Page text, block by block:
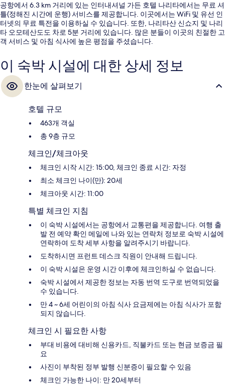
공항에서 6.3 km 거리에 있는 인터내셔널 가든 호텔 나리타에서는 무료 셔
틀(정해진 시간에 운행) 서비스를 제공합니다. 이곳에서는 WiFi 및 유선 인
터넷의 무료 특전을 이용하실 수 있습니다. 또한, 나리타산 신쇼지 및 나리
타 오모테산도도 차로 5분 거리에 있습니다. 많은 분들이 이곳의 친절한 고
객 서비스 및 아침 식사에 높은 평점을 주셨습니다.
이 숙박 시설에 대한 상세 정보
한눈에 살펴보기
호텔 규모
463개 객실
총 9층 규모
체크인/체크아웃
체크인 시작 시간: 15:00, 체크인 종료 시간: 자정
최소 체크인 나이(만): 20세
체크아웃 시간: 11:00
특별 체크인 지침
이 숙박 시설에서는 공항에서 교통편을 제공합니다. 여행 출
발 전 예약 확인 메일에 나와 있는 연락처 정보로 숙박 시설에
연락하여 도착 세부 사항을 알려주시기 바랍니다.
도착하시면 프런트 데스크 직원이 안내해 드립니다.
이 숙박 시설은 운영 시간 이후에 체크인하실 수 없습니다.
숙박 시설에서 제공한 정보는 자동 번역 도구로 번역되었을
수 있습니다.
만 4 ~ 6세 어린이의 아침 식사 요금제에는 아침 식사가 포함
되지 않습니다.
체크인 시 필요한 사항
부대 비용에 대비해 신용카드, 직불카드 또는 현금 보증금 필
요
사진이 부착된 정부 발행 신분증이 필요할 수 있음
체크인 가능한 나이: 만 20세부터